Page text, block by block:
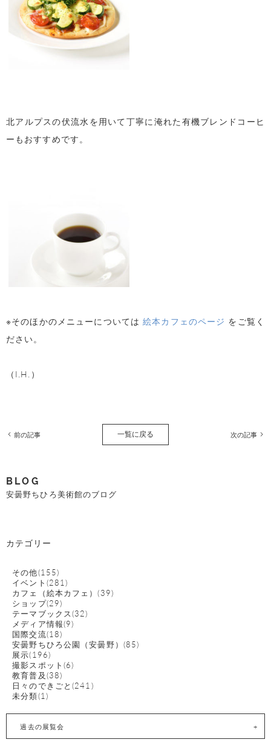
北アルプスの伏流水を用いて丁寧に淹れた有機ブレンドコーヒ
ーもおすすめです。
※そのほかのメニューについては絵本カフェのページ をご覧く
ださい。
（I.H.）
前の記事 一覧に戻る 次の記事
BLOG
安曇野ちひろ美術館のブログ
カテゴリー
その他(155)
イベント(281)
カフェ（絵本カフェ）(39)
ショップ(29)
テーマブックス(32)
メディア情報(9)
国際交流(18)
安曇野ちひろ公園（安曇野）(85)
展示(196)
撮影スポット(6)
教育普及(38)
日々のできごと(241)
未分類(1)
過去の展覧会